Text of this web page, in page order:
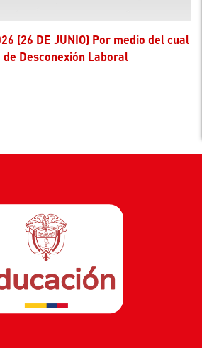
Desconexión Laboral